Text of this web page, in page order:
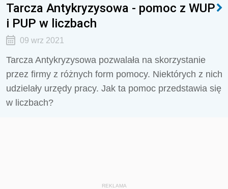
Tarcza Antykryzysowa - pomoc z WUP
i PUP w liczbach
09 wrz 2021
Tarcza Antykryzysowa pozwalała na skorzystanie
przez firmy z różnych form pomocy. Niektórych z nich
udzielały urzędy pracy. Jak ta pomoc przedstawia się
w liczbach?
REKLAMA